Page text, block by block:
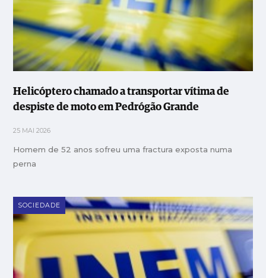
Helicóptero chamado a transportar vítima de
despiste de moto em Pedrógão Grande
25 MAI 2026
Homem de 52 anos sofreu uma fractura exposta numa
perna
SOCIEDADE